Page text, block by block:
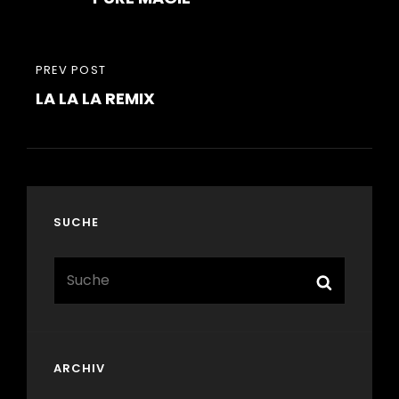
PREVIOUS
POST
PREV POST
LA LA LA REMIX
SUCHE
Search
ARCHIV